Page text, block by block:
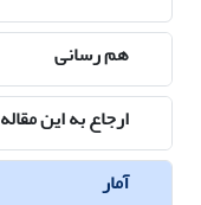
هم رسانی
ارجاع به این مقاله
آمار